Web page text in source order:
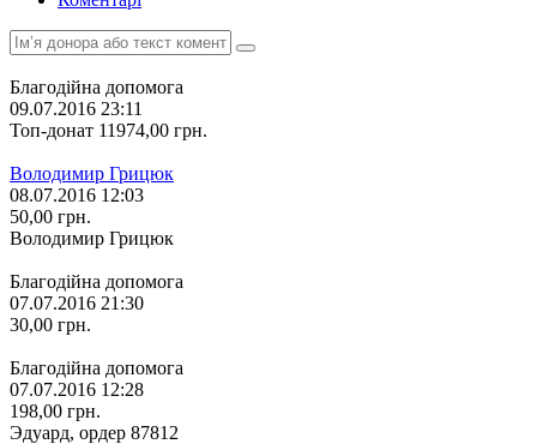
Благодійна допомога
09.07.2016 23:11
Топ-донат 11974,00 грн.
Володимир Грицюк
08.07.2016 12:03
50,00 грн.
Володимир Грицюк
Благодійна допомога
07.07.2016 21:30
30,00 грн.
Благодійна допомога
07.07.2016 12:28
198,00 грн.
Эдуард, ордер 87812